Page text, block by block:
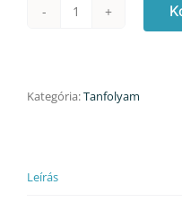
Francia
Ft/fő
Kategória:Tanfolyam
Leírás